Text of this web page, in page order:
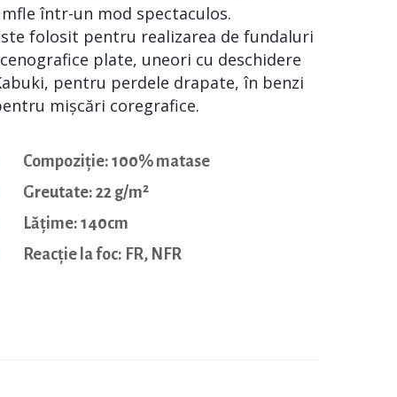
într-un mod spectaculos.
folosit pentru realizarea de fundaluri
plate, uneori cu deschidere
pentru perdele drapate, în benzi
mișcări coregrafice.
Compoziție: 100% matase
Greutate: 22 g/m²
Lățime: 140cm
Reacție la foc: FR, NFR